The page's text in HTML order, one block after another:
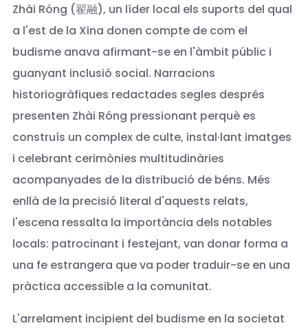
Zhài Róng (翟融), un líder local els suports del qual
a l'est de la Xina donen compte de com el
budisme anava afirmant-se en l'àmbit públic i
guanyant inclusió social. Narracions
historiogràfiques redactades segles després
presenten Zhài Róng pressionant perquè es
construís un complex de culte, instal·lant imatges
i celebrant cerimònies multitudinàries
acompanyades de la distribució de béns. Més
enllà de la precisió literal d'aquests relats,
l'escena ressalta la importància dels notables
locals: patrocinant i festejant, van donar forma a
una fe estrangera que va poder traduir-se en una
pràctica accessible a la comunitat.
L'arrelament incipient del budisme en la societat